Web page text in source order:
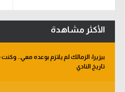
الأكثر مشاهدة
بيزيرا: الزمالك لم يلتزم بوعده معي..
تاريخ النادي